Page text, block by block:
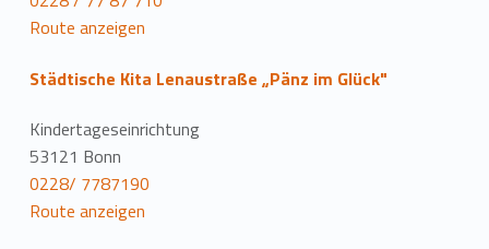
Route anzeigen
Städtische Kita Lenaustraße „Pänz im Glück"
Kindertageseinrichtung
53121 Bonn
0228/ 7787190
Route anzeigen